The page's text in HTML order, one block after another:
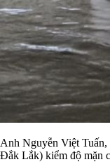
Anh Nguyễn Việt
Đắk Lắk) kiểm độ mặn